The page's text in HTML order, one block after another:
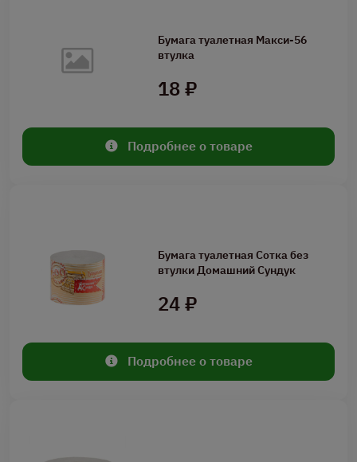
Бумага туалетная Макси-56
втулка
18 ₽
Подробнее о товаре
Бумага туалетная Сотка без
втулки Домашний Сундук
24 ₽
Подробнее о товаре